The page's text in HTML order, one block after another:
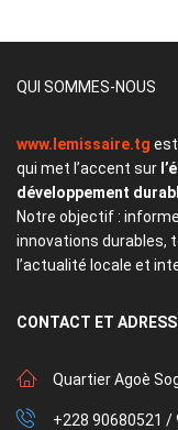
QUI SOMMES-NOUS
www.lemissaire.tg est
qui met l’accent sur
développement
Notre objectif :
innovations durables,
l’actualité locale et
CONTACT ET
Quartier Agoè
+228 90680521 /